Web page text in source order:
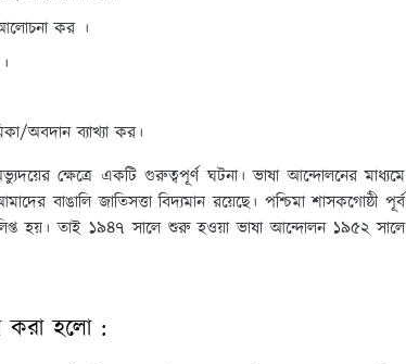
কর ।
অবদান ব্যাখ্যা কর।
ক্ষেত্রে একটি গুরুত্বপূর্ণ ঘটনা। ভাষা আন্দোলনের মাধ্যমে
বাঙালি জাতিসত্তা বিদ্যমান রয়েছে। পশ্চিমা শাসকগোষ্ঠী পূর্ব
হয়। তাই ১৯৪৭ সালে শুরু হওয়া ভাষা আন্দোলন ১৯৫২ সালে
করা হলো :